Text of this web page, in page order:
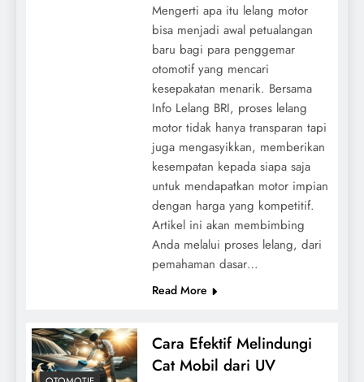
Mengerti apa itu lelang motor
bisa menjadi awal petualangan
baru bagi para penggemar
otomotif yang mencari
kesepakatan menarik. Bersama
Info Lelang BRI, proses lelang
motor tidak hanya transparan tapi
juga mengasyikkan, memberikan
kesempatan kepada siapa saja
untuk mendapatkan motor impian
dengan harga yang kompetitif.
Artikel ini akan membimbing
Anda melalui proses lelang, dari
pemahaman dasar…
Read More
Cara Efektif Melindungi
Cat Mobil dari UV